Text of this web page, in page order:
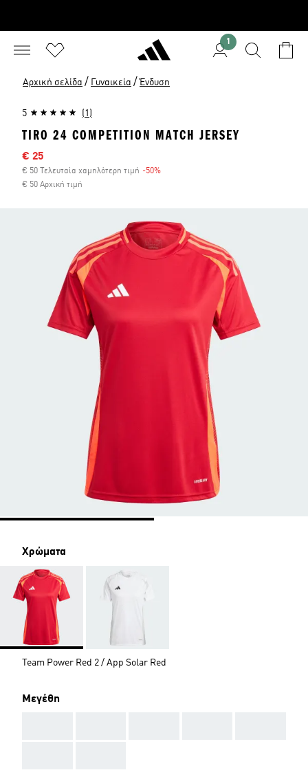
1
Αρχική σελίδα / Γυναικεία / Ένδυση
5 (1)
TIRO 24 COMPETITION MATCH JERSEY
Τιμή έκπτωσης
€ 25
€ 50 Τελευταία χαμηλότερη τιμή -50%
€ 50 Αρχική τιμή
Χρώματα
Team Power Red 2 / App Solar Red
Μεγέθη